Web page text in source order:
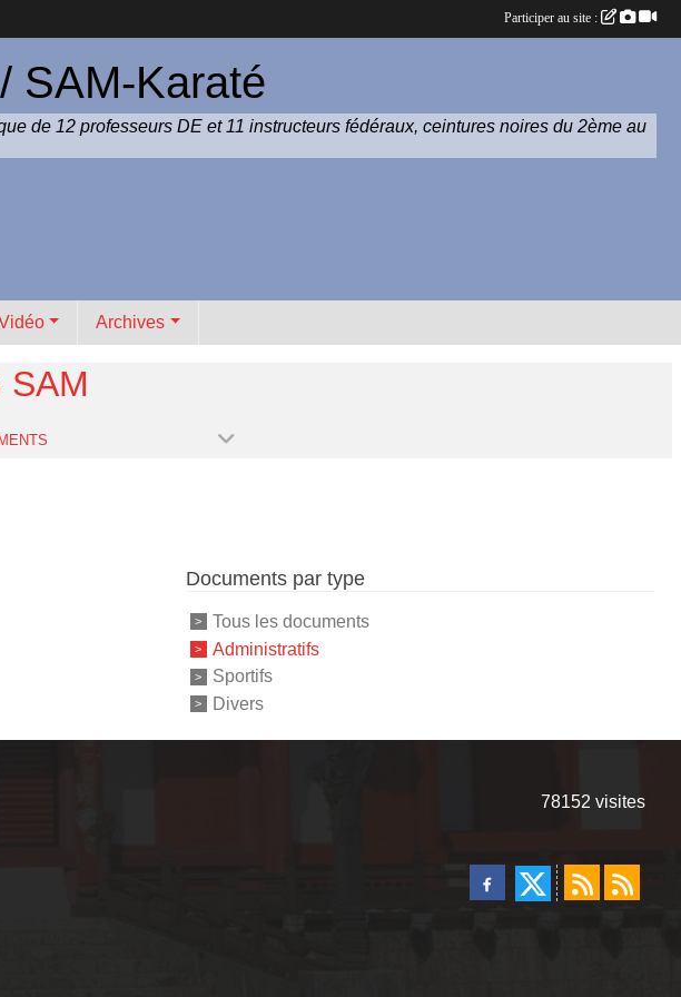
SAM-Karaté
de 12 professeurs DE et 11 instructeurs fédéraux, ceintures noires du 2ème au
Archives
SAM
Documents par type
Tous les documents
Administratifs
Sportifs
Divers
78152 visites
Participer au site :